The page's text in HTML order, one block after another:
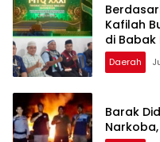
Kafilah
di Babak
Daerah
Barak